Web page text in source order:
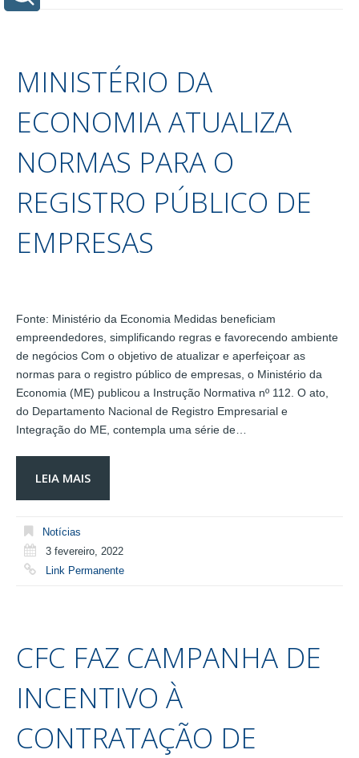
MINISTÉRIO DA
ECONOMIA ATUALIZA
NORMAS PARA O
REGISTRO PÚBLICO DE
EMPRESAS
Fonte: Ministério da Economia Medidas beneficiam
empreendedores, simplificando regras e favorecendo ambiente
de negócios Com o objetivo de atualizar e aperfeiçoar as
normas para o registro público de empresas, o Ministério da
Economia (ME) publicou a Instrução Normativa nº 112. O ato,
do Departamento Nacional de Registro Empresarial e
Integração do ME, contempla uma série de…
LEIA MAIS
Notícias
3 fevereiro, 2022
Link Permanente
CFC FAZ CAMPANHA DE
INCENTIVO À
CONTRATAÇÃO DE